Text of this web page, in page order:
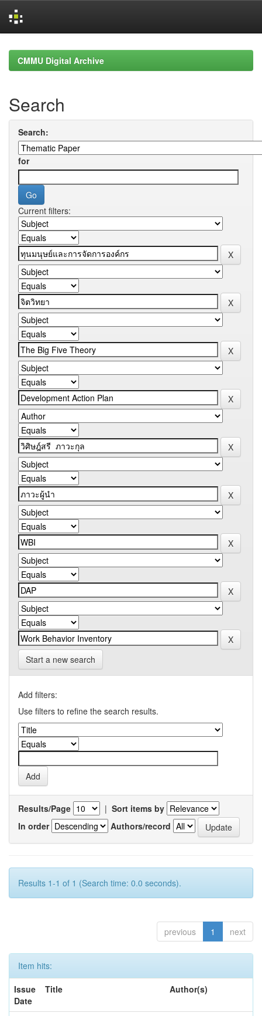
navigationCMMU Digital Archive
Search
Search:
for
Current filters:
Start a new search
Add filters:
Use filters to refine the search results.
Results/Page | Sort items by
In order
Authors/record
Results 1-1 of 1 (Search time: 0.0 seconds).
previous 1 next
Item hits:
Issue
Date
Title Author(s)